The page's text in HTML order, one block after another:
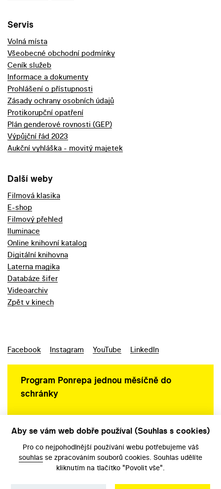
Servis
Volná místa
Všeobecné obchodní podmínky
Ceník služeb
Informace a dokumenty
Prohlášení o přístupnosti
Zásady ochrany osobních údajů
Protikorupční opatření
Plán genderové rovnosti (GEP)
Výpůjční řád 2023
Aukční vyhláška - movitý majetek
Další weby
Filmová klasika
E-shop
Filmový přehled
Iluminace
Online knihovní katalog
Digitální knihovna
Laterna magika
Databáze šifer
Videoarchiv
Zpět v kinech
Facebook Instagram YouTube LinkedIn
Program Ponrepa jednou měsíčně do
schránky
Aby se vám web dobře používal (Souhlas s cookies)
Pro co nejpohodlnější používání webu potřebujeme váš
souhlas se zpracováním souborů cookies. Souhlas udělíte
kliknutím na tlačítko "Povolit vše".